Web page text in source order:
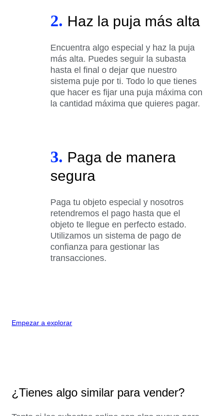
2. Haz la puja más alta
Encuentra algo especial y haz la puja
más alta. Puedes seguir la subasta
hasta el final o dejar que nuestro
sistema puje por ti. Todo lo que tienes
que hacer es fijar una puja máxima con
la cantidad máxima que quieres pagar.
3. Paga de manera
segura
Paga tu objeto especial y nosotros
retendremos el pago hasta que el
objeto te llegue en perfecto estado.
Utilizamos un sistema de pago de
confianza para gestionar las
transacciones.
Empezar a explorar
¿Tienes algo similar para vender?